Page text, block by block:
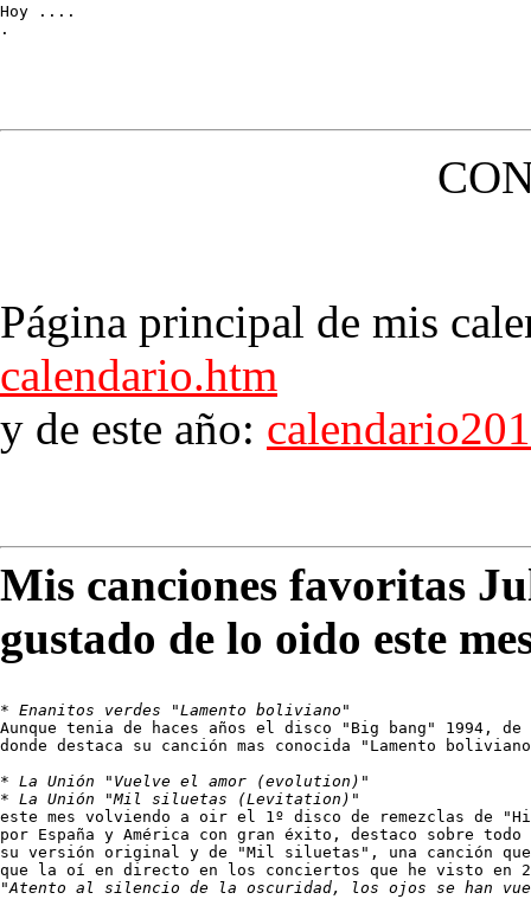
Hoy ....
.
Página principal de mis
calendario.htm
y de este año:
Mis canciones favoritas
gustado de lo oido este
* Enanitos verdes "Lamento boliviano"
Aunque tenia de haces años el disco "Big bang" 1994,
donde destaca su canción mas conocida "Lamento
* La Unión "Vuelve el amor (evolution)"
* La Unión "Mil siluetas (Levitation)"
este mes volviendo a oir el 1º disco de remezclas de
por España y América con gran éxito, destaco sobre
su versión original y de "Mil siluetas", una canción
"Atento al silencio de la oscuridad, los ojos se han